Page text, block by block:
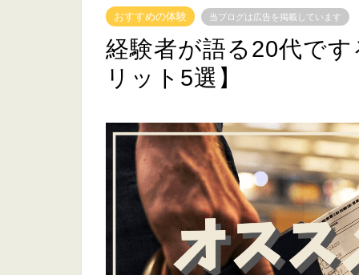
おすすめの体験 当ブログは広告を掲載しています
経験者が語る20代で
リット5選】